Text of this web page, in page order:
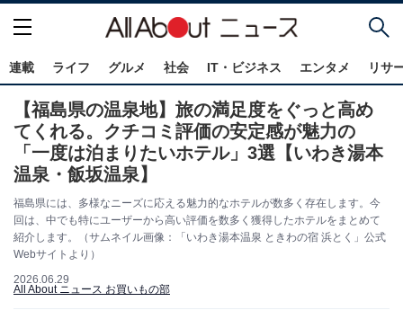
連載 ライフ グルメ 社会 IT・ビジネス エンタメ リサ
【福島県の温泉地】旅の満足度をぐっと高め
てくれる。クチコミ評価の安定感が魅力の
「一度は泊まりたいホテル」3選【いわき湯本
温泉・飯坂温泉】
福島県には、多様なニーズに応える魅力的なホテルが数多く存在します。今
回は、中でも特にユーザーから高い評価を数多く獲得したホテルをまとめて
紹介します。（サムネイル画像：「いわき湯本温泉 ときわの宿 浜とく」公式
Webサイトより）
2026.06.29
All About ニュース お買いもの部